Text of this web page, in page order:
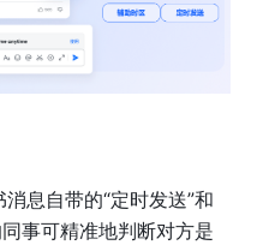
息自带的“定时发送”和
事可精准地判断对方是